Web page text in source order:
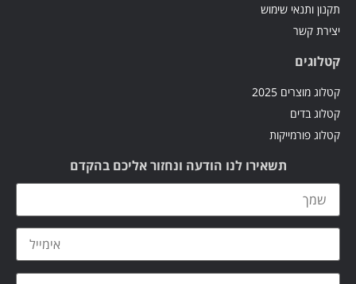
תקנון ותנאי שימוש
יצירת קשר
קטלוגים
קטלוג מוצרים 2025
קטלוג בדים
קטלוג פורמייקות
תשאירו לנו הודעה ונחזור אליכם בהקדם